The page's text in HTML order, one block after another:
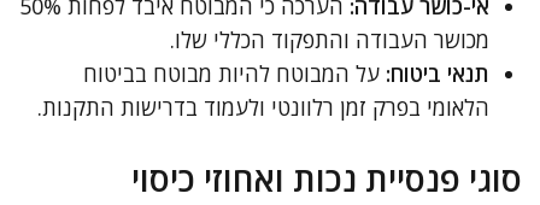
אי-כושר עבודה:
הערכה כי המבוטח איבד לפחות 50%
מכושר העבודה והתפקוד הכללי שלו.
תנאי ביטוח: על המבוטח להיות מבוטח בביטוח
הלאומי בפרק זמן רלוונטי ולעמוד בדרישות התקנות.
סוגי פנסיית נכות ואחוזי כיסוי